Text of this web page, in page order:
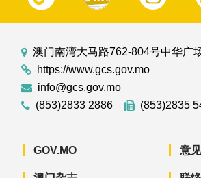
澳门南湾大马路762-804号中华广
https://www.gcs.gov.mo
info@gcs.gov.mo
(853)2833 2886
(853)2835
GOV.MO 意